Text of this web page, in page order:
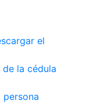
el
la cédula
persona